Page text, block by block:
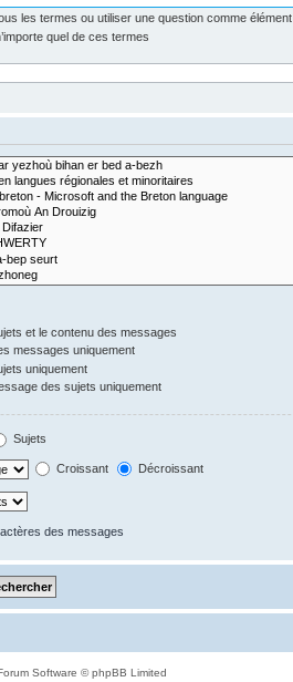
les termes ou utiliser une question comme élément
quel de ces termes
et le contenu des messages
messages uniquement
uniquement
des sujets uniquement
Sujets
Croissant Décroissant
des messages
Software © phpBB Limited